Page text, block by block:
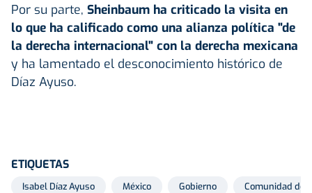
Por su parte, Sheinbaum ha criticado la visita en
lo que ha calificado como una alianza política "de
la derecha internacional" con la derecha mexicana
y ha lamentado el desconocimiento histórico de
Díaz Ayuso.
ETIQUETAS
Isabel Díaz Ayuso México Gobierno Comunidad de